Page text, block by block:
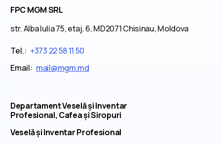
FPC MGM SRL
str. Alba Iulia 75, etaj. 6, MD2071 Chisinau, Moldova
Tel.: +373 22 58 11 50
Email: mail@mgm.md
Departament Veselă și Inventar
Profesional, Cafea și Siropuri
Veselă și Inventar Profesional